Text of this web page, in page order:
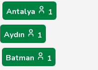
Antalya 1
Aydın 1
Batman 1